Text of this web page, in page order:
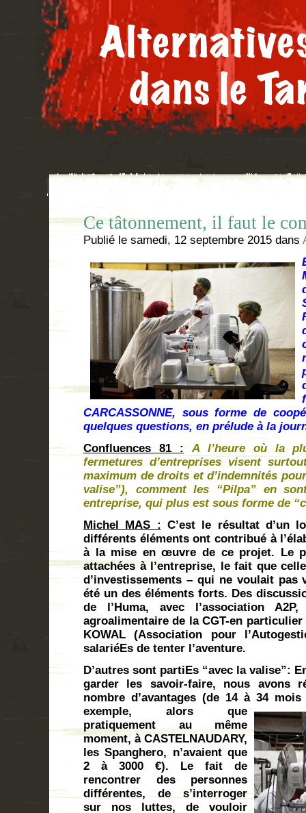
Ce tâtonnement, il faut le
Publié le samedi, 12 septembre 2015 dans
CARCASSONNE, sous forme de
quelques questions, en prélude à la
Confluences 81 :
A l’heure où la
fermetures d’entreprises visent
maximum de droits et d’indemnités
valise”), comment les “Pilpa” en
entreprise, qui plus est sous forme de
Michel MAS : C’est le résultat d’un
différents éléments ont contribué à
à la mise en œuvre de ce projet. Le
attachées à l’entreprise, le fait que
d’investissements – qui ne voulait pas
été un des éléments forts. Des
de l’Huma, avec l’association
agroalimentaire de la CGT-en
KOWAL (Association pour
salariéEs de tenter l’aventure.
D’autres sont partiEs “avec la valise”:
garder les savoir-faire, nous avons
nombre d’avantages (de 14 à 34
exemple, alors que
pratiquement au même
moment, à CASTELNAUDARY,
les Spanghero, n’avaient que
2 à 3000 €). Le fait de
rencontrer des personnes
différentes, de s’interroger
sur nos luttes, de vouloir